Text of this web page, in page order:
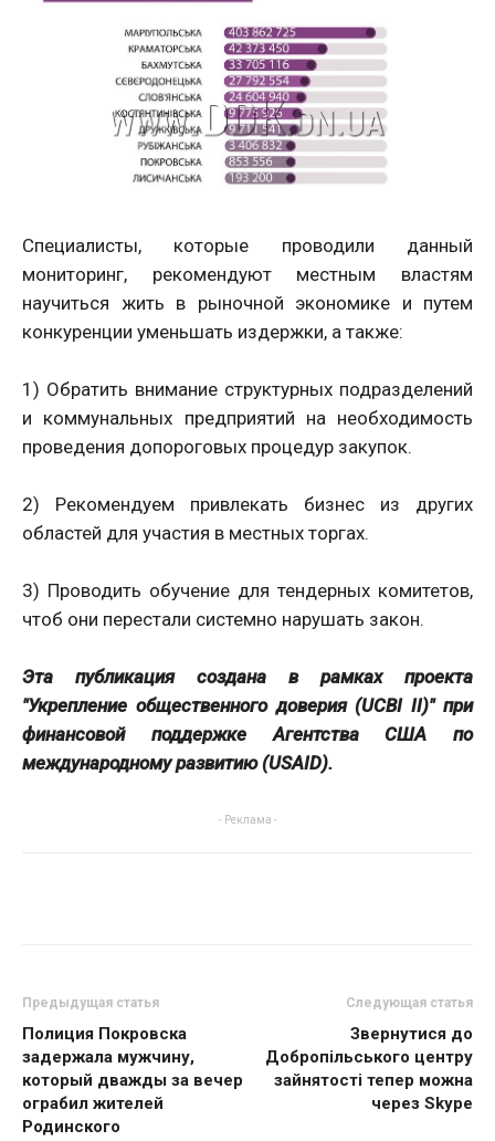
Специалисты, которые проводили данный
мониторинг, рекомендуют местным властям
научиться жить в рыночной экономике и путем
конкуренции уменьшать издержки, а также:
1) Обратить внимание структурных подразделений
и коммунальных предприятий на необходимость
проведения допороговых процедур закупок.
2) Рекомендуем привлекать бизнес из других
областей для участия в местных торгах.
3) Проводить обучение для тендерных комитетов,
чтоб они перестали системно нарушать закон.
Эта публикация создана в рамках проекта
"Укрепление общественного доверия (UCBI II)" при
финансовой поддержке Агентства США по
международному развитию (USAID).
- Реклама -
Предыдущая статья
Полиция Покровска
задержала мужчину,
который дважды за вечер
ограбил жителей
Родинского
Следующая статья
Звернутися до
Добропільського центру
зайнятості тепер можна
через Skype